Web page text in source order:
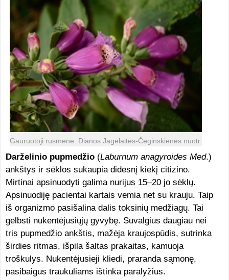
Gauruotoji rusmenė. Dianos Jagėlaitės-Čeginskienės nuotr.
Darželinio pupmedžio(Laburnum anagyroides Med.)
ankštys ir sėklos sukaupia didesnį kiekį citizino.
Mirtinai apsinuodyti galima nurijus 15–20 jo sėklų.
Apsinuodiję pacientai kartais vemia net su krauju. Taip
iš organizmo pasišalina dalis toksinių medžiagų. Tai
gelbsti nukentėjusiųjų gyvybę. Suvalgius daugiau nei
tris pupmedžio ankštis, mažėja kraujospūdis, sutrinka
širdies rit­mas, išpila šaltas prakaitas, kamuoja
troškulys. Nukentėjusieji kliedi, praranda sąmonę,
pasibaigus traukuliams ištinka paralyžius.